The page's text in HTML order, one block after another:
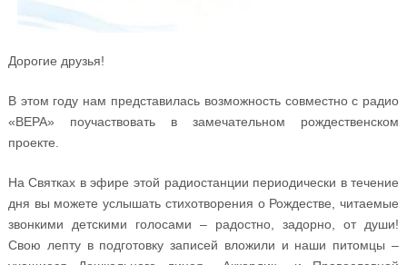
Дорогие друзья!
В этом году нам представилась возможность совместно с радио
«ВЕРА» поучаствовать в замечательном рождественском
проекте.
На Святках в эфире этой радиостанции периодически в течение
дня вы можете услышать стихотворения о Рождестве, читаемые
звонкими детскими голосами – радостно, задорно, от души!
Свою лепту в подготовку записей вложили и наши питомцы –